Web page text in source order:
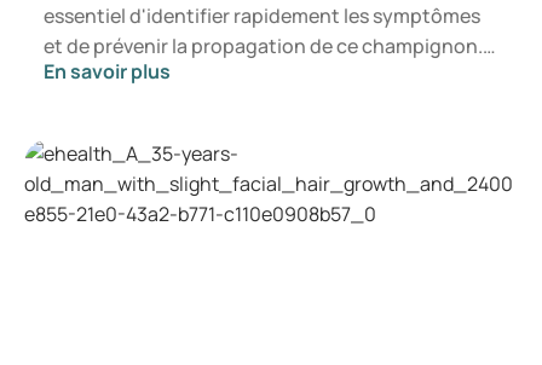
essentiel d'identifier rapidement les symptômes
et de prévenir la propagation de ce champignon.
Dans cet article, vous apprendrez ce qu'est le
développer. Vous serez ainsi en mesure de
déterminer à quel moment il est opportun de
consulter un professionnel de santé.
En savoir plus